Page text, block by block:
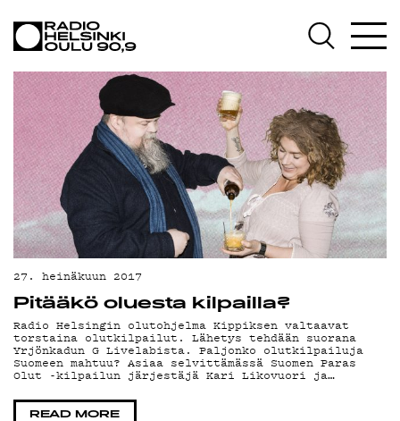
AJANKOHTAISTA
OHJELMAT
TEKIJÄT
ON-DEMAND
PODCAST
MAINOSTA
YHTEYSTIEDOT
G LIVELAB
YSTÄVÄKLUBI
TIETOSUOJA
27. heinäkuun 2017
Pitääkö oluesta kilpailla?
Radio Helsingin olutohjelma Kippiksen valtaavat
torstaina olutkilpailut. Lähetys tehdään suorana
Yrjönkadun G Livelabista. Paljonko olutkilpailuja
Suomeen mahtuu? Asiaa selvittämässä Suomen Paras
Olut -kilpailun järjestäjä Kari Likovuori ja…
READ MORE